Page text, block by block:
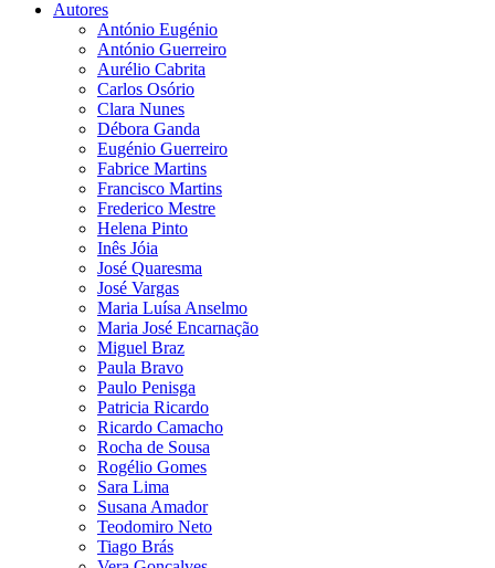
Autores
António Eugénio
António Guerreiro
Aurélio Cabrita
Carlos Osório
Clara Nunes
Débora Ganda
Eugénio Guerreiro
Fabrice Martins
Francisco Martins
Frederico Mestre
Helena Pinto
Inês Jóia
José Quaresma
José Vargas
Maria Luísa Anselmo
Maria José Encarnação
Miguel Braz
Paula Bravo
Paulo Penisga
Patricia Ricardo
Ricardo Camacho
Rocha de Sousa
Rogélio Gomes
Sara Lima
Susana Amador
Teodomiro Neto
Tiago Brás